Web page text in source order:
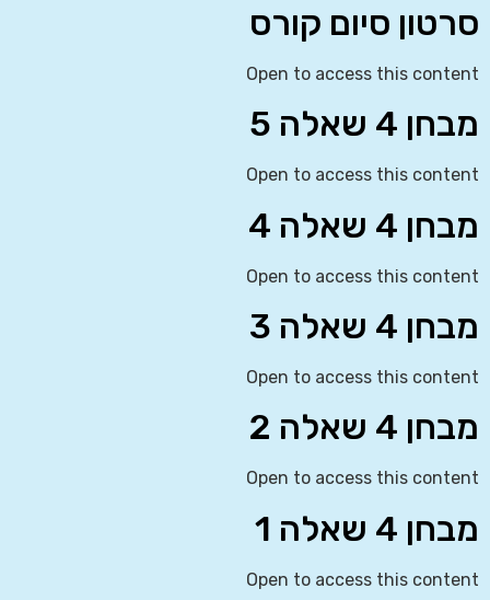
סרטון סיום קורס
Open to access this content
מבחן 4 שאלה 5
Open to access this content
מבחן 4 שאלה 4
Open to access this content
מבחן 4 שאלה 3
Open to access this content
מבחן 4 שאלה 2
Open to access this content
מבחן 4 שאלה 1
Open to access this content